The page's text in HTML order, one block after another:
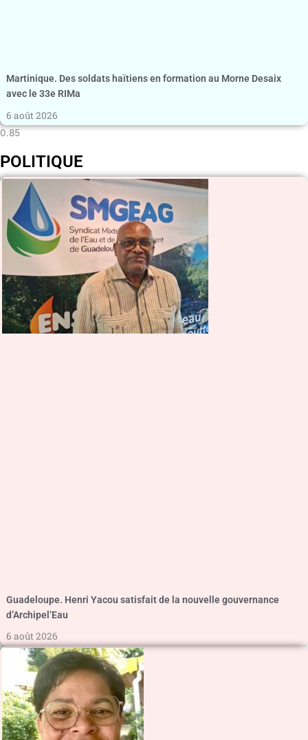
Martinique. Des soldats haïtiens en formation au Morne Desaix
avec le 33e RIMa
6 août 2026
POLITIQUE
Guadeloupe. Henri Yacou satisfait de la nouvelle gouvernance
d’Archipel’Eau
6 août 2026